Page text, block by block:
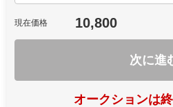
現在価格 10,800
次に進
オークションは